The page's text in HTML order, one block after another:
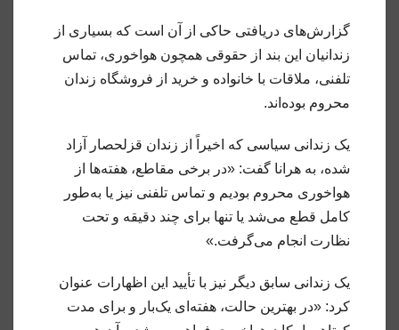
گزارش‌های دریافتی حاکی از آن است که بسیاری از
زندانیان این بند از حقوقی همچون هواخوری، تماس
تلفنی، ملاقات با خانواده و خرید از فروشگاه زندان
محروم بوده‌اند.
یک زندانی سیاسی که اخیراً از زندان قزلحصار آزاد
شده، به هرانا گفت: «در برخی مقاطع، هفته‌ها از
هواخوری محروم بودیم و تماس تلفنی نیز یا به‌طور
کامل قطع می‌شد یا تنها برای چند دقیقه و تحت
نظارت انجام می‌گرفت.»
یک زندانی سابق دیگر نیز با تأیید این اظهارات عنوان
کرد: «در بهترین حالت، هفته‌ای یک‌بار و برای مدت